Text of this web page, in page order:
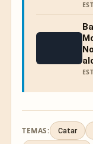
TEMAS: Catar